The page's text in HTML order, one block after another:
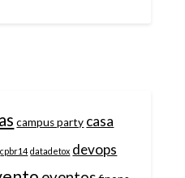
campus party casa
cpbr14 datadetox devops